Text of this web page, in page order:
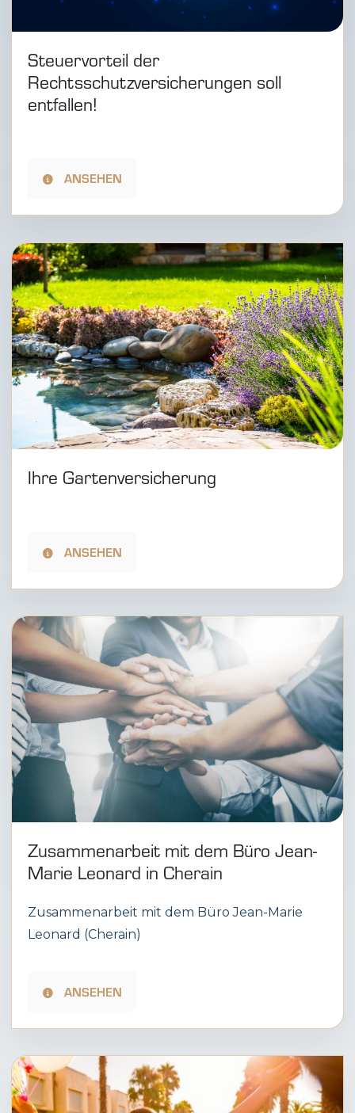
Steuervorteil der
Rechtsschutzversicherungen soll
entfallen!
ANSEHEN
Ihre Gartenversicherung
ANSEHEN
Zusammenarbeit mit dem Büro Jean-
Marie Leonard in Cherain
Zusammenarbeit mit dem Büro Jean-Marie
Leonard (Cherain)
ANSEHEN